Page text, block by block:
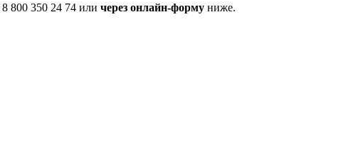
8 800 350 24 74 или через онлайн-форму ниже.